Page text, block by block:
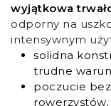
wyjątkowa
odporny na
intensywnym
solidna
trudne
poczucie
rowerzystów,